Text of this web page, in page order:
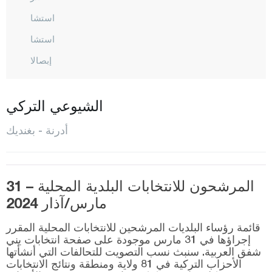
استشا
استشا
إبصالا
كيرجاصالح
ميريتش
المركز
صوباشي
سولوغلو
أوزونكوبرو
الشيوعي التركي
أدرنة - بغنديك
المرشحون للانتخابات البلدية المحلية – 31
مارس/آذار 2024
قائمة رؤساء البلديات المرشحين للانتخابات المحلية المقرر
إجراؤها في 31 مارس موجودة على صفحة انتخابات يني
شفق العربية. سنبث نسب التصويت للتحالفات التي أنشأتها
الأحزاب التركية في 81 ولاية ومنطقة ونتائج الانتخابات